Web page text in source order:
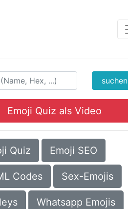
suchen
Emoji Quiz als Video
Quiz Emoji SEO
Codes Sex-Emojis
Whatsapp Emojis